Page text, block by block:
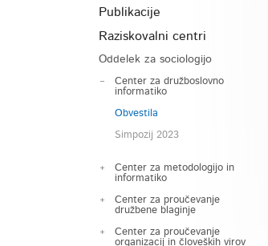
Publikacije
Raziskovalni centri
Oddelek za sociologijo
Center za družboslovno
informatiko
Obvestila
Simpozij 2023
Center za metodologijo in
informatiko
Center za proučevanje
družbene blaginje
Center za proučevanje
organizacij in človeških virov